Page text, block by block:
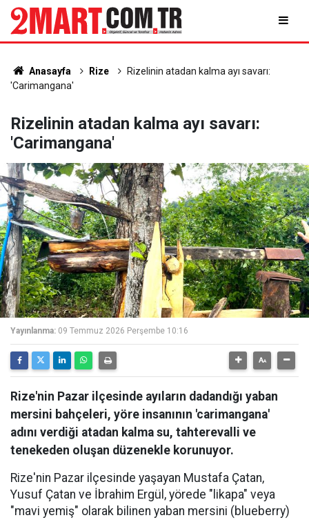
Anasayfa Rize
Rizelinin atadan kalma ayı savarı:
'Carimangana'
Rizelinin atadan kalma ayı savarı:
'Carimangana'
Yayınlanma: 09 Temmuz 2026 Perşembe 10:16
Rize'nin Pazar ilçesinde ayıların dadandığı yaban
mersini bahçeleri, yöre insanının 'carimangana'
adını verdiği atadan kalma su, tahterevalli ve
tenekeden oluşan düzenekle korunuyor.
Rize'nin Pazar ilçesinde yaşayan Mustafa Çatan,
Yusuf Çatan ve İbrahim Ergül, yörede "likapa" veya
"mavi yemiş" olarak bilinen yaban mersini (blueberry)